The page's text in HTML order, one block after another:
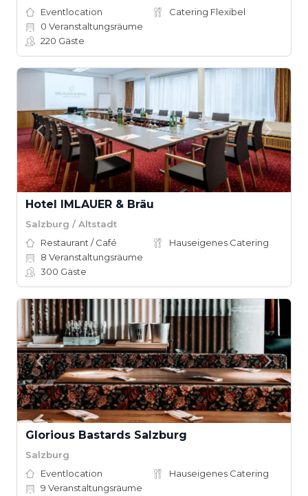
Eventlocation
Catering Flexibel
0 Veranstaltungsräume
220 Gäste
Hotel IMLAUER & Bräu
Salzburg / Altstadt
Restaurant / Café
Hauseigenes Catering
8 Veranstaltungsräume
300 Gäste
Glorious Bastards Salzburg
Salzburg
Eventlocation
Hauseigenes Catering
9 Veranstaltungsräume